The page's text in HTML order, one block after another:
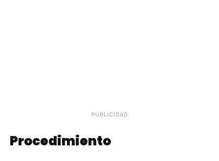
PUBLICIDAD
Procedimiento